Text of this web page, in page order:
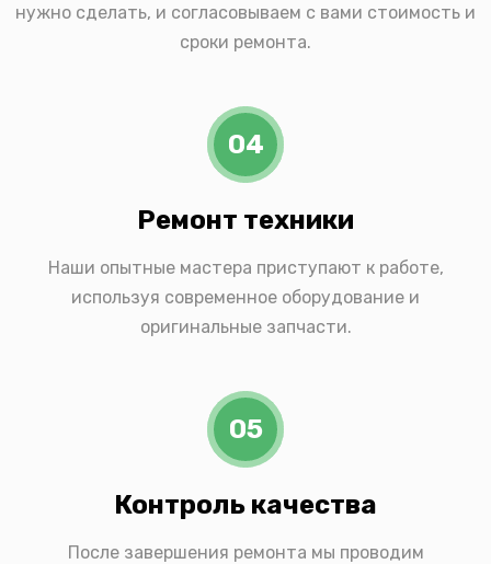
нужно сделать, и согласовываем с вами стоимость и
сроки ремонта.
04
Ремонт техники
Наши опытные мастера приступают к работе,
используя современное оборудование и
оригинальные запчасти.
05
Контроль качества
После завершения ремонта мы проводим